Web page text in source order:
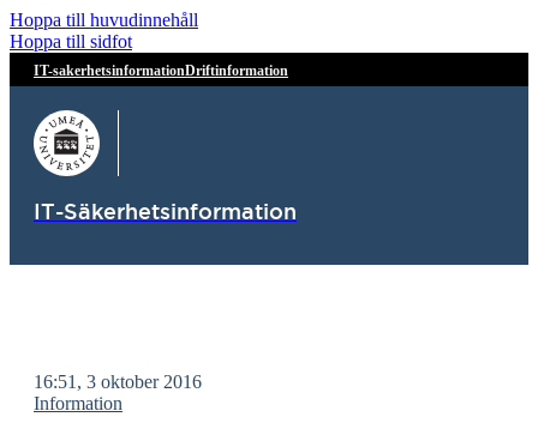
Hoppa till huvudinnehåll
Hoppa till sidfot
IT-sakerhetsinformationDriftinformation
IT-Säkerhetsinformation
16:51, 3 oktober 2016
Information